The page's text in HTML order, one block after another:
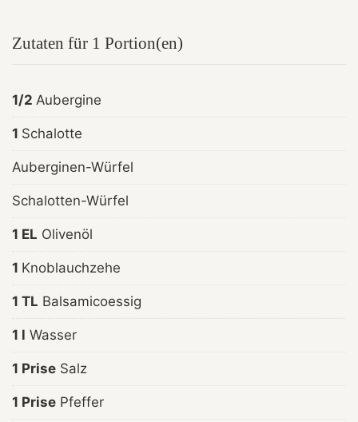
Zutaten für 1 Portion(en)
1/2 Aubergine
1 Schalotte
Auberginen-Würfel
Schalotten-Würfel
1 EL Olivenöl
1 Knoblauchzehe
1 TL Balsamicoessig
1 l Wasser
1 Prise Salz
1 Prise Pfeffer